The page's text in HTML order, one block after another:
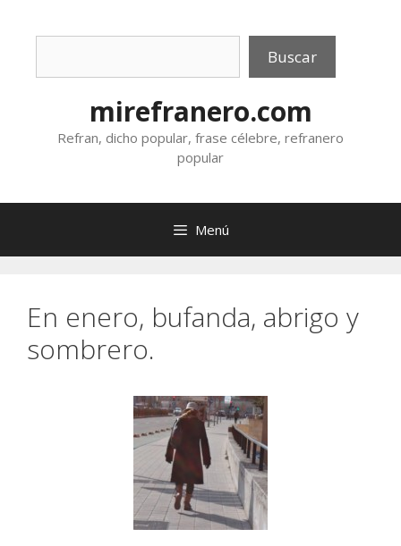
Buscar
mirefranero.com
Refran, dicho popular, frase célebre, refranero
popular
Menú
En enero, bufanda, abrigo y
sombrero.